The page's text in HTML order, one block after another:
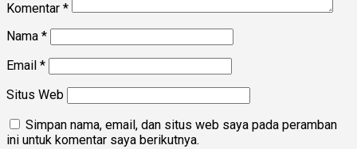
Komentar *
Nama *
Email *
Situs Web
Simpan nama, email, dan situs web saya pada peramban
ini untuk komentar saya berikutnya.